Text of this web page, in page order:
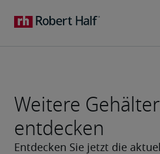
Weitere Gehälter
entdecken